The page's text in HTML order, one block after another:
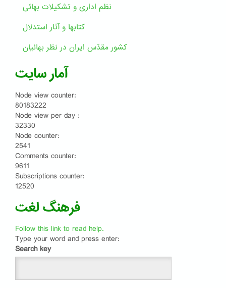
نظم اداری و تشکیلات بهائی
کتابها و آثار استدلال
کشور مقدّس ایران در نظر بهائیان
آمار سایت
Node view counter:
80183222
Node view per day :
32330
Node counter:
2541
Comments counter:
9611
Subscriptions counter:
12520
فرهنگ لغت
Follow this link to read help.
Type your word and press enter:
Search key